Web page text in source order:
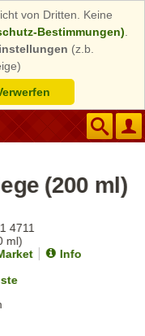
von Dritten. Keine
Bestimmungen)
(z.b.
(200 ml)
Info